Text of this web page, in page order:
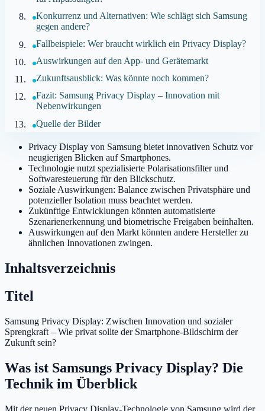
Konkurrenz und Alternativen: Wie schlägt sich Samsung
gegen andere?
Fallbeispiele: Wer braucht wirklich ein Privacy Display?
Auswirkungen auf den App- und Gerätemarkt
Zukunftsausblick: Was könnte noch kommen?
Fazit: Samsung Privacy Display – Innovation mit
Nebenwirkungen
Quelle der Bilder
Privacy Display von Samsung bietet innovativen Schutz vor
neugierigen Blicken auf Smartphones.
Technologie nutzt spezialisierte Polarisationsfilter und
Softwaresteuerung für den Blickschutz.
Soziale Auswirkungen: Balance zwischen Privatsphäre und
potenzieller Isolation muss beachtet werden.
Zukünftige Entwicklungen könnten automatisierte
Szenarienerkennung und biometrische Freigaben beinhalten.
Auswirkungen auf den Markt könnten andere Hersteller zu
ähnlichen Innovationen zwingen.
Inhaltsverzeichnis
Titel
Samsung Privacy Display: Zwischen Innovation und sozialer
Sprengkraft – Wie privat sollte der Smartphone-Bildschirm der
Zukunft sein?
Was ist Samsungs Privacy Display? Die
Technik im Überblick
Mit der neuen Privacy Display-Technologie von Samsung wird der